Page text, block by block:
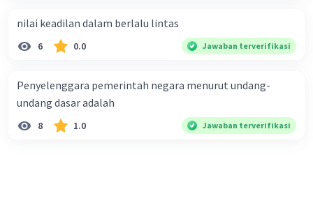
nilai keadilan dalam berlalu lintas
6 0.0 Jawaban terverifikasi
Penyelenggara pemerintah negara menurut undang-
undang dasar adalah
8 1.0 Jawaban terverifikasi